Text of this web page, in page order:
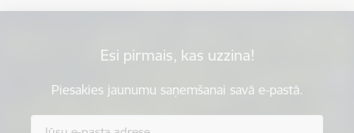
Esi pirmais, kas uzzina!
Piesakies jaunumu saņemšanai savā e-pastā.